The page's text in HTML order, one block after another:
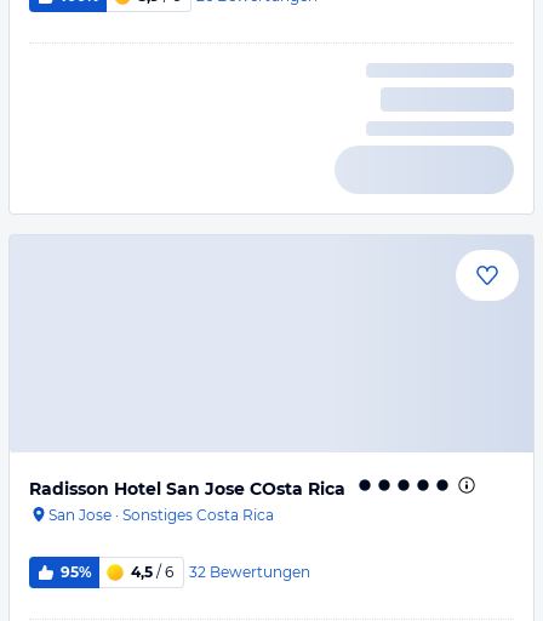
Radisson Hotel San Jose COsta Rica
San Jose · Sonstiges Costa Rica
95% 4,5 / 6 32 Bewertungen